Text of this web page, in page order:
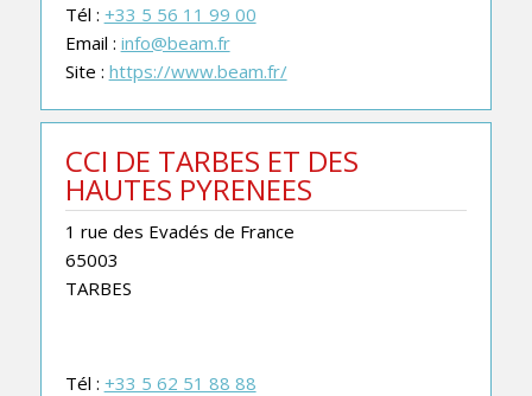
Tél : +33 5 56 11 99 00
Email : info@beam.fr
Site : https://www.beam.fr/
CCI DE TARBES ET DES
HAUTES PYRENEES
1 rue des Evadés de France
65003
TARBES
Tél : +33 5 62 51 88 88